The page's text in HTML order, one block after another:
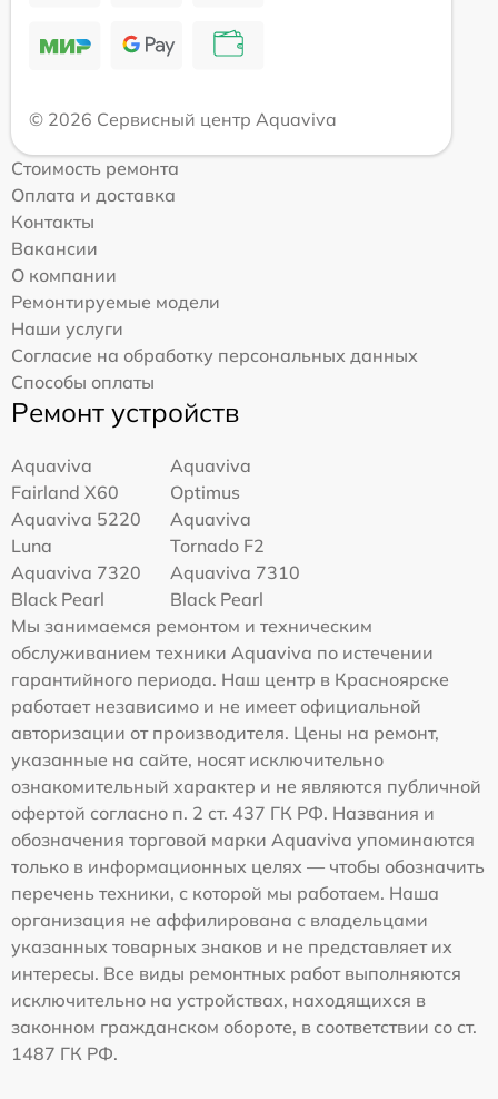
© 2026 Сервисный центр Aquaviva
Стоимость ремонта
Оплата и доставка
Контакты
Вакансии
О компании
Ремонтируемые модели
Наши услуги
Согласие на обработку персональных данных
Способы оплаты
Ремонт устройств
Aquaviva
Fairland X60
Aquaviva
Optimus
Aquaviva 5220
Luna
Aquaviva
Tornado F2
Aquaviva 7320
Black Pearl
Aquaviva 7310
Black Pearl
Мы занимаемся ремонтом и техническим
обслуживанием техники Aquaviva по истечении
гарантийного периода. Наш центр в Красноярске
работает независимо и не имеет официальной
авторизации от производителя. Цены на ремонт,
указанные на сайте, носят исключительно
ознакомительный характер и не являются публичной
офертой согласно п. 2 ст. 437 ГК РФ. Названия и
обозначения торговой марки Aquaviva упоминаются
только в информационных целях — чтобы обозначить
перечень техники, с которой мы работаем. Наша
организация не аффилирована с владельцами
указанных товарных знаков и не представляет их
интересы. Все виды ремонтных работ выполняются
исключительно на устройствах, находящихся в
законном гражданском обороте, в соответствии со ст.
1487 ГК РФ.